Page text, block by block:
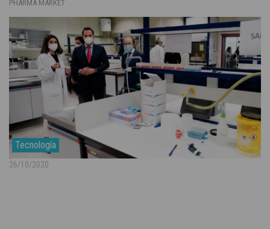
PHARMA MARKET
Tecnología
26/10/2020